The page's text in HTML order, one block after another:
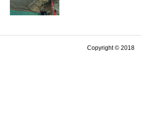
Copyright © 2018